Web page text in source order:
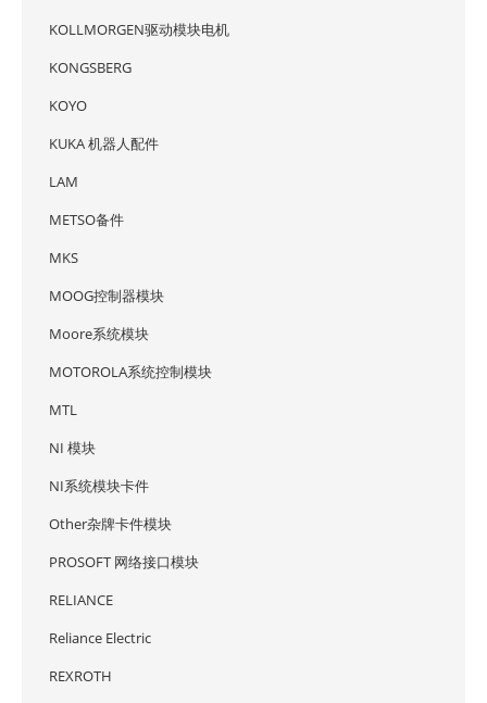
KOLLMORGEN驱动模块电机
KONGSBERG
KOYO
KUKA 机器人配件
LAM
METSO备件
MKS
MOOG控制器模块
Moore系统模块
MOTOROLA系统控制模块
MTL
NI 模块
NI系统模块卡件
Other杂牌卡件模块
PROSOFT 网络接口模块
RELIANCE
Reliance Electric
REXROTH